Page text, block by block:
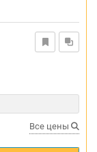
Все цены